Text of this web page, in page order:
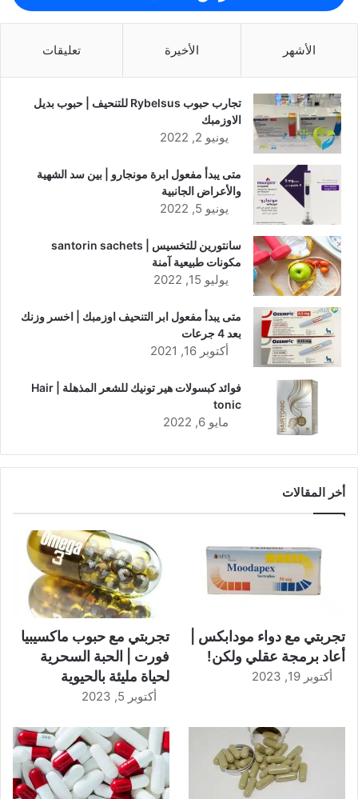
الأشهر الأخيرة تعليقات
تجارب حبوب Rybelsus للتنحيف | حبوب بديل
الاوزمبك
يونيو 2, 2022
متى يبدأ مفعول ابرة مونجارو | بين سد الشهية
والأعراض الجانبية
يونيو 5, 2022
سانتورين للتخسيس | santorin sachets
مكونات طبيعية آمنة
يوليو 15, 2022
متى يبدأ مفعول ابر التنحيف اوزمبك | اخسر وزنك
بعد 4 جرعات
أكتوبر 16, 2021
فوائد كبسولات هير تونيك للشعر المذهلة | Hair
tonic
مايو 6, 2022
أخر المقالات
تجربتي مع دواء مودابكس |
أعاد برمجة عقلي ولكن!
أكتوبر 19, 2023
تجربتي مع حبوب ماكسيبيا
فورت | الحبة السحرية
لحياة مليئة بالحيوية
أكتوبر 5, 2023